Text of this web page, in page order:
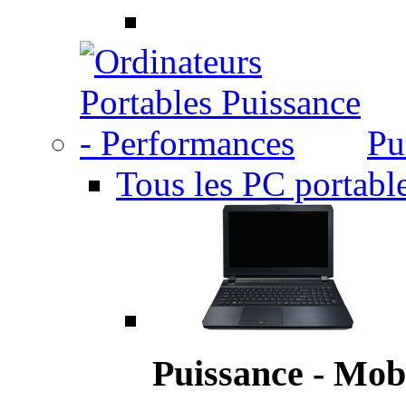
Tous les PC
Puissance -